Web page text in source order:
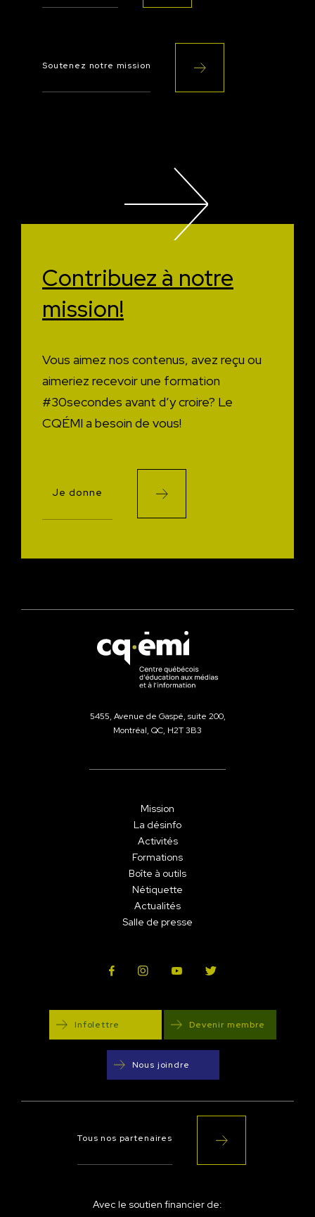
Soutenez notre mission
Contribuez à notre
mission!
Vous aimez nos contenus, avez reçu ou
aimeriez recevoir une formation
#30secondes avant d’y croire? Le
CQÉMI a besoin de vous!
Je donne
5455, Avenue de Gaspé, suite 200,
Montréal, QC, H2T 3B3
Mission
La désinfo
Activités
Formations
Boîte à outils
Nétiquette
Actualités
Salle de presse
Infolettre Devenir membre
Nous joindre
Avec le soutien financier de:
Tous nos partenaires